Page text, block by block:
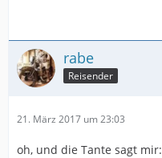
rabe
Reisender
21. März 2017 um 23:03
oh, und die Tante sagt mir: